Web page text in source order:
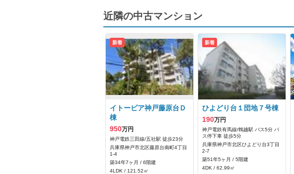
近隣の中古マンション
新着
イトーピア神戸藤原台Ｄ
棟
950万円
神戸電鉄三田線/五社駅 徒歩23分
兵庫県神戸市北区藤原台南町4丁目
1-4
築34年7ヶ月 / 6階建
4LDK / 121.52㎡
新着
ひよどり台１団地７号棟
190万円
神戸電鉄有馬線/鵯越駅 バス5分 バ
ス停下車 徒歩5分
兵庫県神戸市北区ひよどり台3丁目
2-7
築51年5ヶ月 / 5階建
4DK / 62.99㎡